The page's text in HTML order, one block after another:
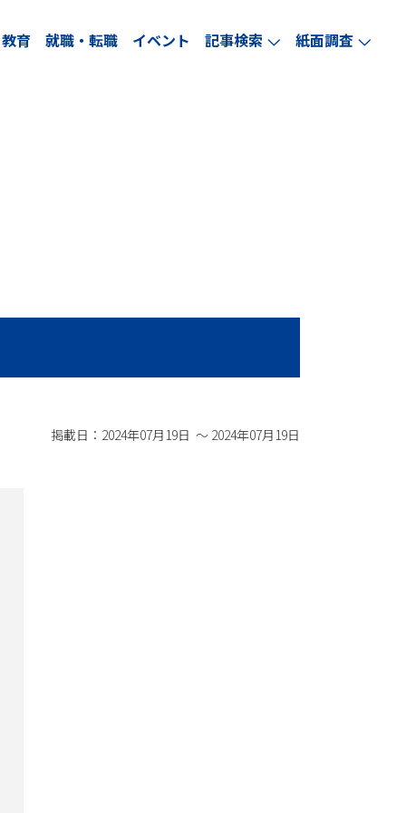
教育 就職・転職 イベント 記事検索 arrow_forward_ios 紙面調査 arrow_forward_ios
掲載日：2024年07月19日 ～ 2024年07月19日